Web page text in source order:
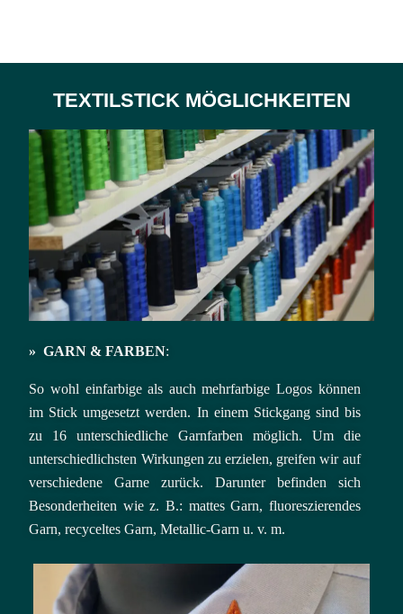
TEXTILSTICK MÖGLICHKEITEN
» GARN & FARBEN:
So wohl einfarbige als auch mehrfarbige Logos können
im Stick umgesetzt werden. In einem Stickgang sind bis
zu 16 unterschiedliche Garnfarben möglich. Um die
unterschiedlichsten Wirkungen zu erzielen, greifen wir auf
verschiedene Garne zurück. Darunter befinden sich
Besonderheiten wie z. B.: mattes Garn, fluoreszierendes
Garn,recyceltes Garn,Metallic-Garn u. v. m.